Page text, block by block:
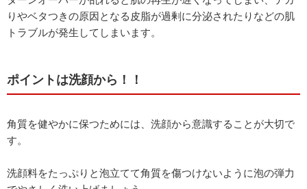
りやベタつきの原因となる皮脂が過剰に分泌されたりなどの肌
トラブルが発生してしまいます。
ポイントは洗顔から！！
角質を健やかに保つためには、洗顔から意識することが大切で
す。
洗顔料をたっぷりと泡立てて角質を傷つけないように泡の弾力